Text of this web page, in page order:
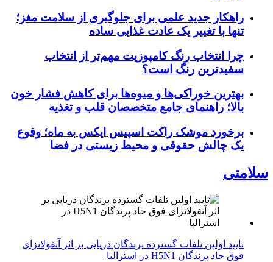
راهکار جدید علمی برای جلوگیری از سلامت مغز؛
تنها با تغییر یک عادت غذایی ساده
چرا انتخاب رنگ کامپوزیت مهم‌تر از انتخاب
سفیدترین رنگ است؟
بهترین خوراکی‌ها و میوه‌ها برای کاهش فشار خون
بالا؛ راهنمای جامع متخصصان قلب و تغذیه
برخورد موشک راکت اسپیس ایکس به ماه؛ وقوع
یک چالش حقوقی و محیط زیستی در فضا
سلامتی
تایید اولین تلفات گسترده پرندگان دریایی بر اثر آنفولانزای
فوق حاد پرندگان H5N1 در استرالیا